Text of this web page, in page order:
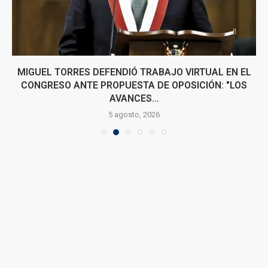
MIGUEL TORRES DEFENDIÓ TRABAJO VIRTUAL EN EL
CONGRESO ANTE PROPUESTA DE OPOSICIÓN: "LOS
AVANCES...
5 agosto, 2026